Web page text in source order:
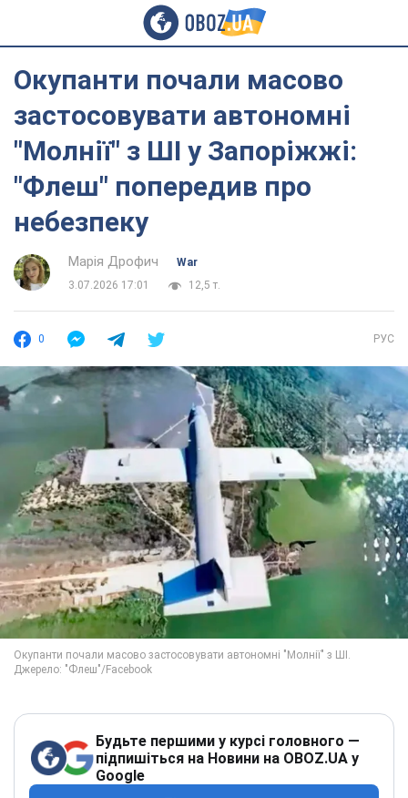
Окупанти почали масово
застосовувати автономні
"Молнії" з ШІ у Запоріжжі:
"Флеш" попередив про
небезпеку
Марія Дрофич
War
3.07.2026 17:01
12,5 т.
0 РУС
Будьте першими у курсі головного —
підпишіться на Новини на OBOZ.UA у
Google